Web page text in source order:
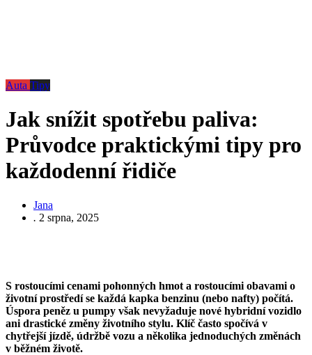
Auta Tipy
Jak snížit spotřebu paliva:
Průvodce praktickými tipy pro
každodenní řidiče
Jana
. 2 srpna, 2025
S rostoucími cenami pohonných hmot a rostoucími obavami o
životní prostředí se každá kapka benzinu (nebo nafty) počítá.
Úspora peněz u pumpy však nevyžaduje nové hybridní vozidlo
ani drastické změny životního stylu. Klíč často spočívá v
chytřejší jízdě, údržbě vozu a několika jednoduchých změnách
v běžném životě.